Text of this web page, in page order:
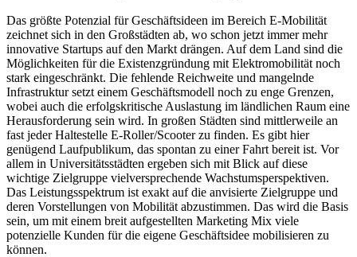
Das größte Potenzial für Geschäftsideen im Bereich E-Mobilität
zeichnet sich in den Großstädten ab, wo schon jetzt immer mehr
innovative Startups auf den Markt drängen. Auf dem Land sind die
Möglichkeiten für die Existenzgründung mit Elektromobilität noch
stark eingeschränkt. Die fehlende Reichweite und mangelnde
Infrastruktur setzt einem Geschäftsmodell noch zu enge Grenzen,
wobei auch die erfolgskritische Auslastung im ländlichen Raum eine
Herausforderung sein wird. In großen Städten sind mittlerweile an
fast jeder Haltestelle E-Roller/Scooter zu finden. Es gibt hier
genügend Laufpublikum, das spontan zu einer Fahrt bereit ist. Vor
allem in Universitätsstädten ergeben sich mit Blick auf diese
wichtige Zielgruppe vielversprechende Wachstumsperspektiven.
Das Leistungsspektrum ist exakt auf die anvisierte Zielgruppe und
deren Vorstellungen von Mobilität abzustimmen. Das wird die Basis
sein, um mit einem breit aufgestellten Marketing Mix viele
potenzielle Kunden für die eigene Geschäftsidee mobilisieren zu
können.